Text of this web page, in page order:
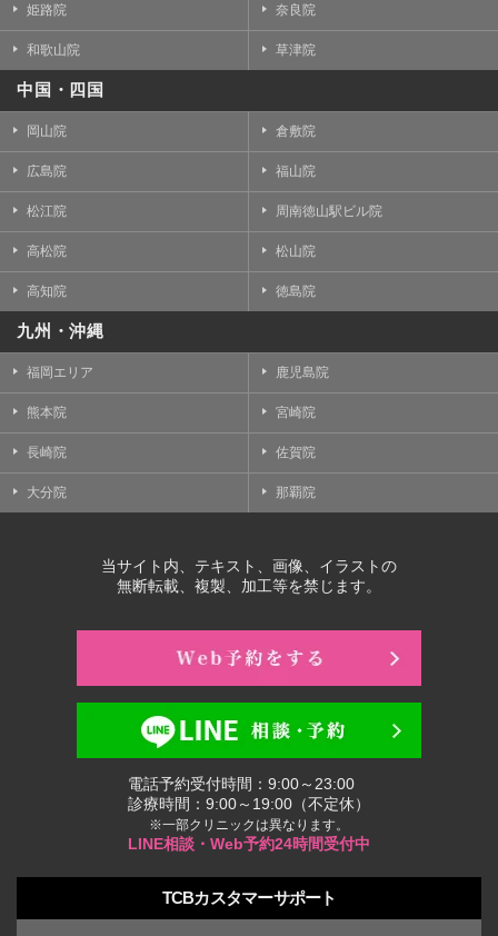
姫路院 奈良院
和歌山院 草津院
中国・四国
岡山院 倉敷院
広島院 福山院
松江院 周南徳山駅ビル院
高松院 松山院
高知院 徳島院
九州・沖縄
福岡エリア 鹿児島院
熊本院 宮崎院
長崎院 佐賀院
大分院 那覇院
当サイト内、テキスト、画像、イラストの
無断転載、複製、加工等を禁じます。
電話予約受付時間：9:00～23:00
診療時間：9:00～19:00（不定休）
※一部クリニックは異なります。
LINE相談・Web予約24時間受付中
TCBカスタマーサポート